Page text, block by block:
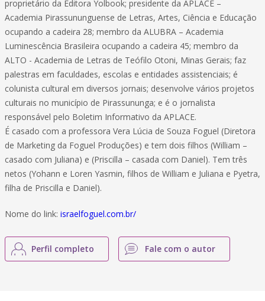
proprietário da Editora Yolbook; presidente da APLACE –
Academia Pirassununguense de Letras, Artes, Ciência e Educação
ocupando a cadeira 28; membro da ALUBRA – Academia
Luminescência Brasileira ocupando a cadeira 45; membro da
ALTO - Academia de Letras de Teófilo Otoni, Minas Gerais; faz
palestras em faculdades, escolas e entidades assistenciais; é
colunista cultural em diversos jornais; desenvolve vários projetos
culturais no município de Pirassununga; e é o jornalista
responsável pelo Boletim Informativo da APLACE.
É casado com a professora Vera Lúcia de Souza Foguel (Diretora
de Marketing da Foguel Produções) e tem dois filhos (William –
casado com Juliana) e (Priscilla – casada com Daniel). Tem três
netos (Yohann e Loren Yasmin, filhos de William e Juliana e Pyetra,
filha de Priscilla e Daniel).
Nome do link: israelfoguel.com.br/
Perfil completo Fale com o autor